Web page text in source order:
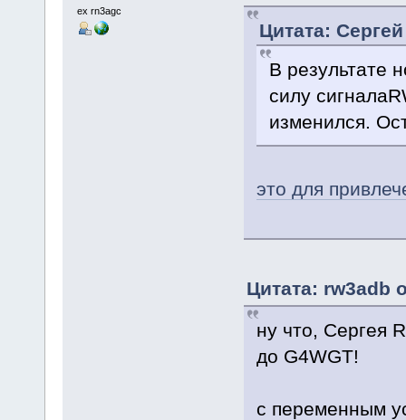
ex rn3agc
Цитата:
В результате
силу
изменился.
это для
Цитата: rw3adb
ну что, Сергея
до G4WGT!
с переменным